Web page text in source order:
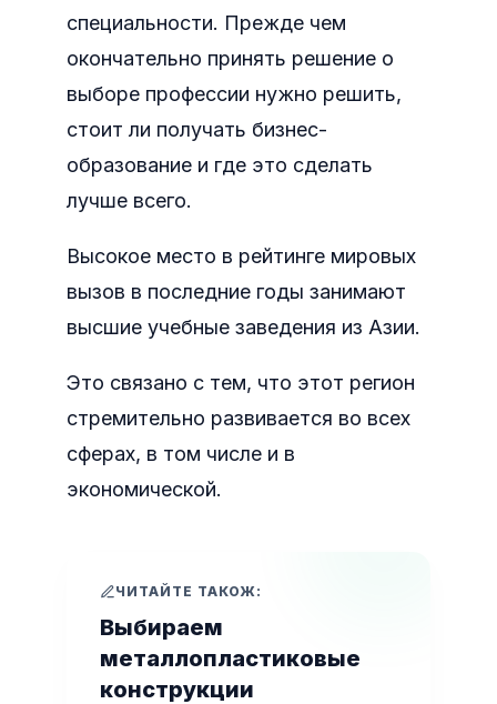
специальности. Прежде чем
окончательно принять решение о
выборе профессии нужно решить,
стоит ли получать бизнес-
образование и где это сделать
лучше всего.
Высокое место в рейтинге мировых
вызов в последние годы занимают
высшие учебные заведения из Азии.
Это связано с тем, что этот регион
стремительно развивается во всех
сферах, в том числе и в
экономической.
ЧИТАЙТЕ ТАКОЖ:
Выбираем
металлопластиковые
конструкции